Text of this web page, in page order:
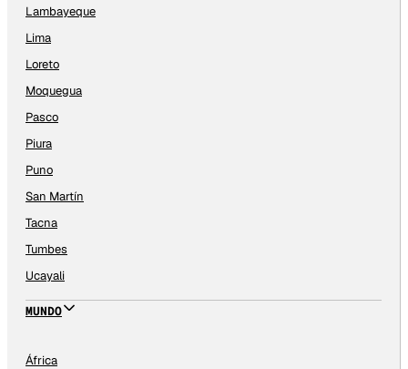
Lambayeque
Lima
Loreto
Moquegua
Pasco
Piura
Puno
San Martín
Tacna
Tumbes
Ucayali
MUNDO
África